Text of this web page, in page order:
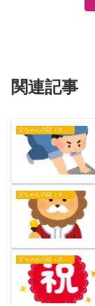
関連記事
父ちゃんの話（タイガース）
父ちゃんの話（タイガース）